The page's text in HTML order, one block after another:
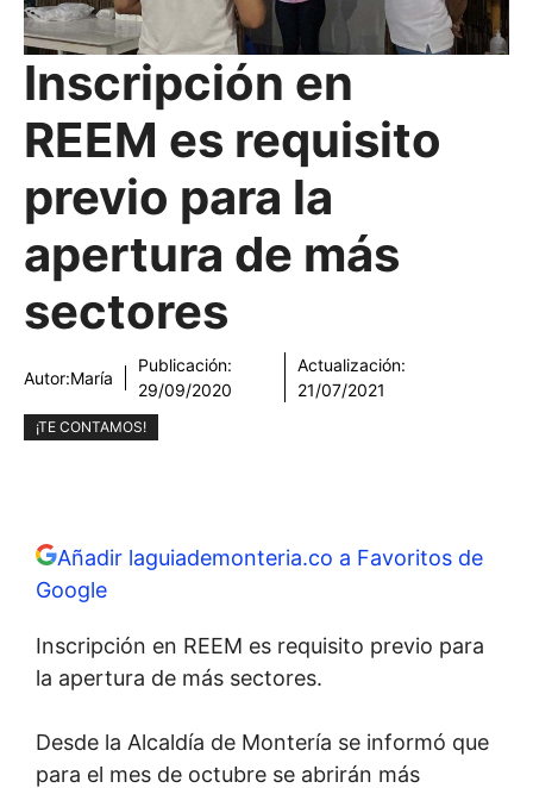
Inscripción en
REEM es requisito
previo para la
apertura de más
sectores
Autor:María
Publicación:
29/09/2020
Actualización:
21/07/2021
¡TE CONTAMOS!
Añadir laguiademonteria.co a Favoritos de
Google
Inscripción en REEM es requisito previo para
la apertura de más sectores.
Desde la Alcaldía de Montería se informó que
para el mes de octubre se abrirán más